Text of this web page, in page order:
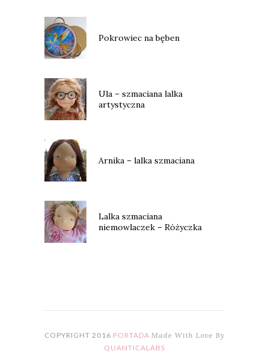
Pokrowiec na bęben
Ula – szmaciana lalka
artystyczna
Arnika – lalka szmaciana
Lalka szmaciana
niemowlaczek – Różyczka
COPYRIGHT 2016 PORTADA Made With Love By
QUANTICALABS